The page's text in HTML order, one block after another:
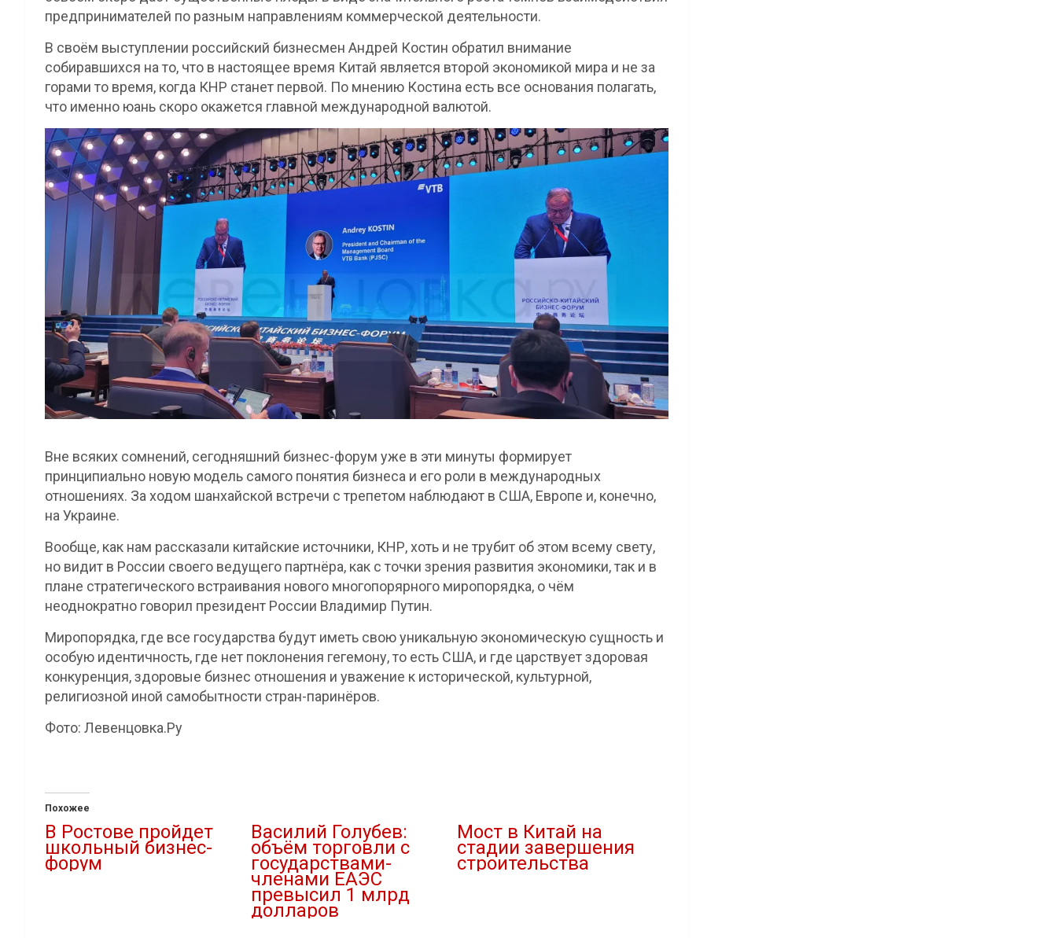
предпринимателей по разным направлениям коммерческой деятельности.
В своём выступлении российский бизнесмен Андрей Костин обратил внимание
собиравшихся на то, что в настоящее время Китай является второй экономикой мира и не за
горами то время, когда КНР станет первой. По мнению Костина есть все основания полагать,
что именно юань скоро окажется главной международной валютой.
Вне всяких сомнений, сегодняшний бизнес-форум уже в эти минуты формирует
принципиально новую модель самого понятия бизнеса и его роли в международных
отношениях. За ходом шанхайской встречи с трепетом наблюдают в США, Европе и, конечно,
на Украине.
Вообще, как нам рассказали китайские источники, КНР, хоть и не трубит об этом всему свету,
но видит в России своего ведущего партнёра, как с точки зрения развития экономики, так и в
плане стратегического встраивания нового многопорярного миропорядка, о чём
неоднократно говорил президент России Владимир Путин.
Миропорядка, где все государства будут иметь свою уникальную экономическую сущность и
особую идентичность, где нет поклонения гегемону, то есть США, и где царствует здоровая
конкуренция, здоровые бизнес отношения и уважение к исторической, культурной,
религиозной иной самобытности стран-паринёров.
Фото: Левенцовка.Ру
Похожее
В Ростове пройдет
школьный бизнес-
форум
Василий Голубев:
объём торговли с
государствами-
членами ЕАЭС
превысил 1 млрд
долларов
Мост в Китай на
стадии завершения
строительства